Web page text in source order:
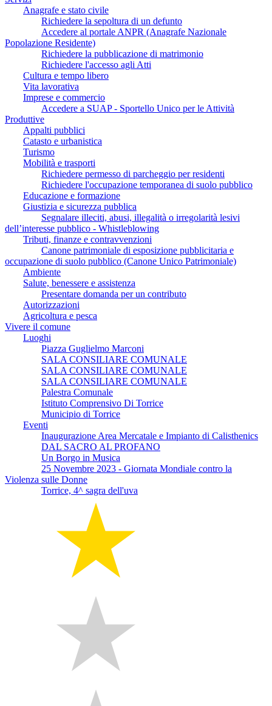
Anagrafe e stato civile
Richiedere la sepoltura di un defunto
Accedere al portale ANPR (Anagrafe Nazionale
Popolazione Residente)
Richiedere la pubblicazione di matrimonio
Richiedere l'accesso agli Atti
Cultura e tempo libero
Vita lavorativa
Imprese e commercio
Accedere a SUAP - Sportello Unico per le Attività
Produttive
Appalti pubblici
Catasto e urbanistica
Turismo
Mobilità e trasporti
Richiedere permesso di parcheggio per residenti
Richiedere l'occupazione temporanea di suolo pubblico
Educazione e formazione
Giustizia e sicurezza pubblica
Segnalare illeciti, abusi, illegalità o irregolarità lesivi
dell’interesse pubblico - Whistleblowing
Tributi, finanze e contravvenzioni
Canone patrimoniale di esposizione pubblicitaria e
occupazione di suolo pubblico (Canone Unico Patrimoniale)
Ambiente
Salute, benessere e assistenza
Presentare domanda per un contributo
Autorizzazioni
Agricoltura e pesca
Vivere il comune
Luoghi
Piazza Guglielmo Marconi
SALA CONSILIARE COMUNALE
SALA CONSILIARE COMUNALE
SALA CONSILIARE COMUNALE
Palestra Comunale
Istituto Comprensivo Di Torrice
Municipio di Torrice
Eventi
Inaugurazione Area Mercatale e Impianto di Calisthenics
DAL SACRO AL PROFANO
Un Borgo in Musica
25 Novembre 2023 - Giornata Mondiale contro la
Violenza sulle Donne
Torrice, 4^ sagra dell'uva